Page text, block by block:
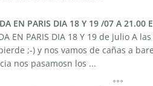
EN PARIS DIA 18 Y 19 /07 A
EN PARIS DIA 18 Y 19 de julio A
;-) y nos vamos de cañas a
nos pasamosn los ...